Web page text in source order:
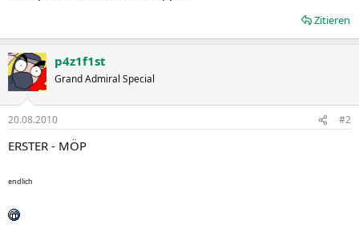
Zitieren
p4z1f1st
Grand Admiral Special
20.08.2010 #2
ERSTER - MÖP
endlich